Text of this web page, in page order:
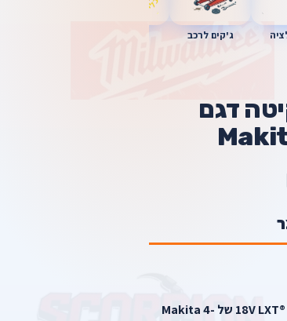
ג'קים לרכב
דגם
המפתח האלחוטי ללא מברשת 18V LXT® Lithium-Ion של Makita 4-